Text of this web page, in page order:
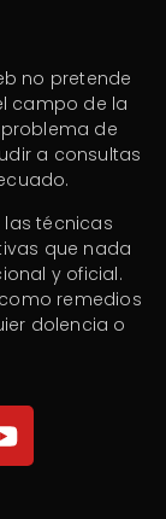
no pretende
campo de la
de
a consultas
técnicas
que nada
y oficial.
remedios
dolencia o